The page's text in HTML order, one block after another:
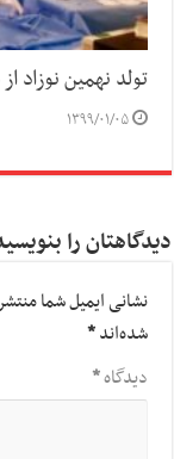
تولد نهمین نوزاد
۱۳۹۹/۰۱/۰۵
دیدگاهتان را
نشانی ایمیل شما
شده‌اند*
دیدگاه*